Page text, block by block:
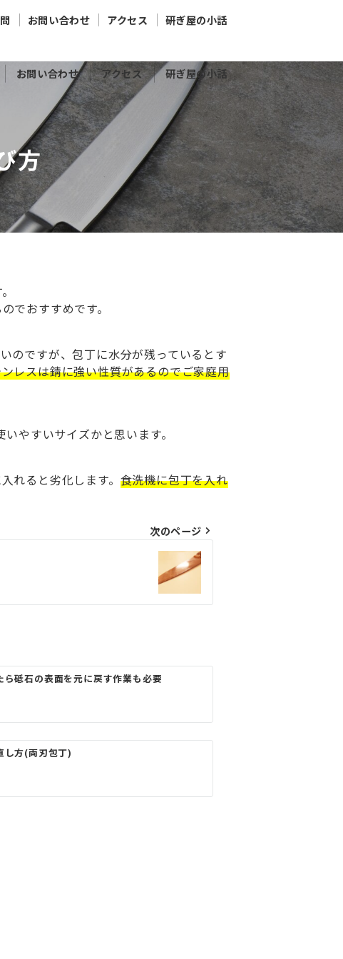
お問い合わせ アクセス 研ぎ屋の小話
お問い合わせ アクセス 研ぎ屋の小話
方
でおすすめです。
のですが、包丁に水分が残っているとす
レスは錆に強い性質があるのでご家庭用
やすいサイズかと思います。
れると劣化します。 食洗機に包丁を入れ
次のページ
ら砥石の表面を元に戻す作業も必要
し方(両刃包丁)